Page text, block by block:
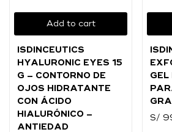
Add to cart
ISDINCEUTICS
HYALURONIC EYES 15
G – CONTORNO DE
OJOS HIDRATANTE
CON ÁCIDO
HIALURÓNICO –
ANTIEDAD
GEL
S/